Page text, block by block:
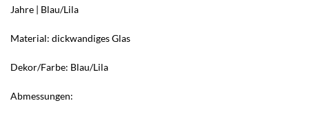
Jahre | Blau/Lila
Material: dickwandiges Glas
Dekor/Farbe: Blau/Lila
Abmessungen: